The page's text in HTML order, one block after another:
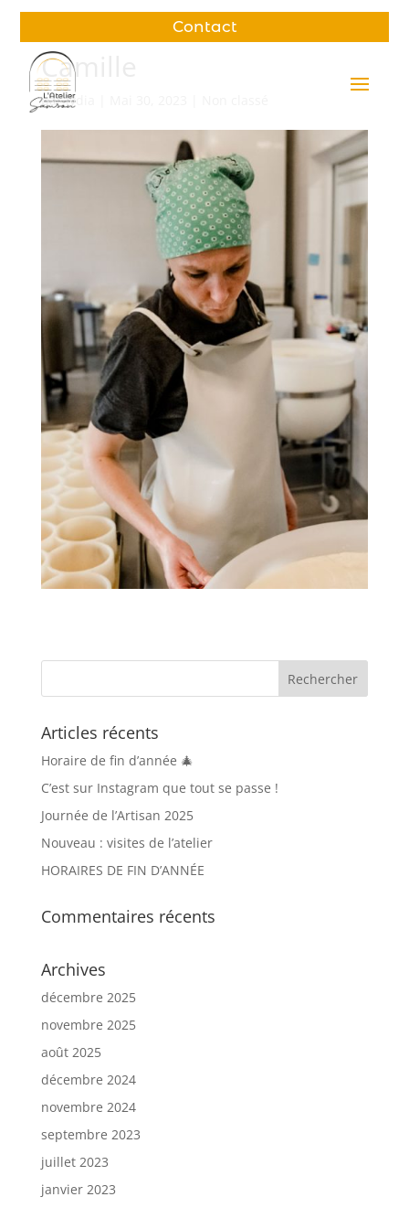
Contact
Camille
parlydia
Articles récents
Horaire de fin d’année 🎄
C’est sur Instagram que tout se passe !
Journée de l’Artisan 2025
Nouveau : visites de l’atelier
HORAIRES DE FIN D’ANNÉE
Commentaires récents
Archives
décembre 2025
novembre 2025
août 2025
décembre 2024
novembre 2024
septembre 2023
juillet 2023
janvier 2023